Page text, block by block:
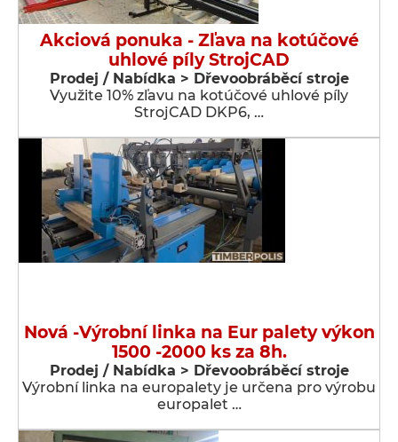
Akciová ponuka - Zľava na kotúčové
uhlové píly StrojCAD
Prodej / Nabídka > Dřevoobráběcí stroje
Využite 10% zľavu na kotúčové uhlové píly
StrojCAD DKP6, …
Nová -Výrobní linka na Eur palety výkon
1500 -2000 ks za 8h.
Prodej / Nabídka > Dřevoobráběcí stroje
Výrobní linka na europalety je určena pro výrobu
europalet …